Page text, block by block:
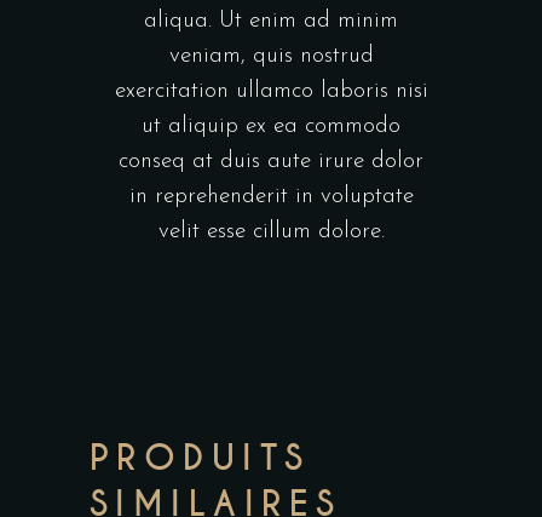
aliqua. Ut enim ad minim
veniam, quis nostrud
exercitation ullamco laboris nisi
ut aliquip ex ea commodo
conseq at duis aute irure dolor
in reprehenderit in voluptate
velit esse cillum dolore.
PRODUITS
SIMILAIRES